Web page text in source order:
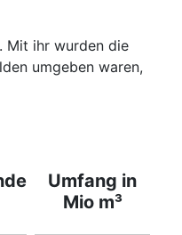
Mit ihr wurden die
umgeben waren,
Umfang in
Mio m³